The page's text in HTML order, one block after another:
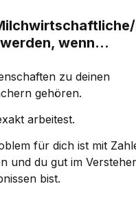
wenn...
zu deinen
gehören.
arbeitest.
für dich ist mit
und du gut im
bist.